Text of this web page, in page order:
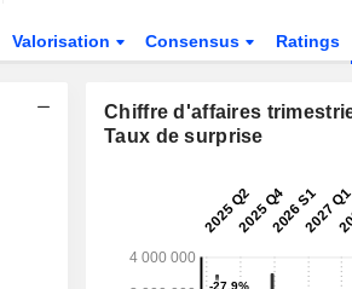
Valorisation Consensus Ratings
Chiffre d'affaires
Taux de surprise